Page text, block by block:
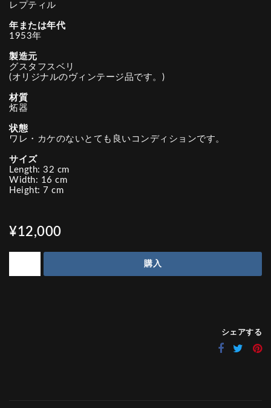
レプティル
年または年代
1953年
製造元
グスタフスベリ
(オリジナルのヴィンテージ品です。)
材質
炻器
状態
ワレ・カケのないとても良いコンディションです。
サイズ
Length: 32 cm
Width: 16 cm
Height: 7 cm
¥12,000
購入
シェアする